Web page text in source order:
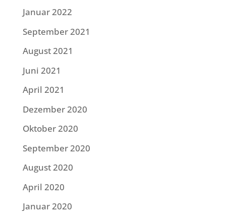
Januar 2022
September 2021
August 2021
Juni 2021
April 2021
Dezember 2020
Oktober 2020
September 2020
August 2020
April 2020
Januar 2020